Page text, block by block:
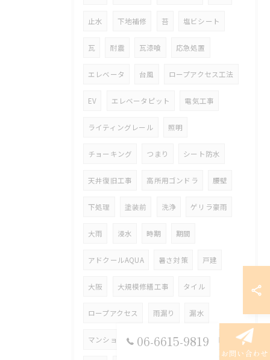
止水 下地補修 苔 塩ビシート
瓦 耐震 瓦漆喰 応急処置
エレベータ 台風 ロープアクセス工法
EV エレベータピット 電気工事
ライティングレール 照明
チョーキング つまり シート防水
天井復旧工事 高所用ゴンドラ 腰壁
下処理 塗装前 洗浄 ゲリラ豪雨
大雨 浸水 時期 期間
アドクールAQUA 暑さ対策 戸建
大阪 大規模修繕工事 タイル
ロープアクセス 雨漏り 漏水
マンション 遮熱 屋上 現地調査
06-6615-9819
お問い合わせ